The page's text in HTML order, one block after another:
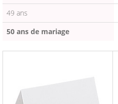
49 ans
50 ans de mariage